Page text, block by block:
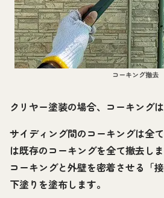
コーキング撤去
クリヤー塗装の場合、コーキング
サイディング間のコーキングは全
は既存のコーキングを全て撤去し
コーキングと外壁を密着させる「
下塗りを塗布します。